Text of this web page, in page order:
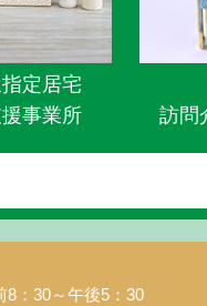
定居宅
事業所
訪問
8：30～午後5：30